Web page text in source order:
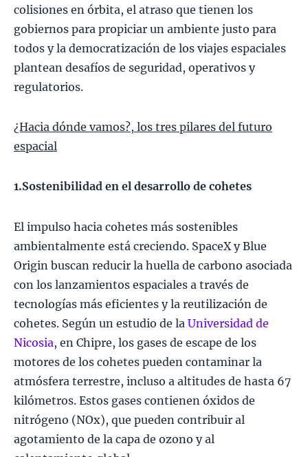
colisiones en órbita, el atraso que tienen los
gobiernos para propiciar un ambiente justo para
todos y la democratización de los viajes espaciales
plantean desafíos de seguridad, operativos y
regulatorios.
¿Hacia dónde vamos?, los tres pilares del futuro
espacial
1.Sostenibilidad en el desarrollo de cohetes
El impulso hacia cohetes más sostenibles
ambientalmente está creciendo. SpaceX y Blue
Origin buscan reducir la huella de carbono asociada
con los lanzamientos espaciales a través de
tecnologías más eficientes y la reutilización de
cohetes. Según un estudio de la Universidad de
Nicosia, en Chipre, los gases de escape de los
motores de los cohetes pueden contaminar la
atmósfera terrestre, incluso a altitudes de hasta 67
kilómetros. Estos gases contienen óxidos de
nitrógeno (NOx), que pueden contribuir al
agotamiento de la capa de ozono y al